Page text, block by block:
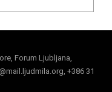
Forum Ljubljana,
+386 31